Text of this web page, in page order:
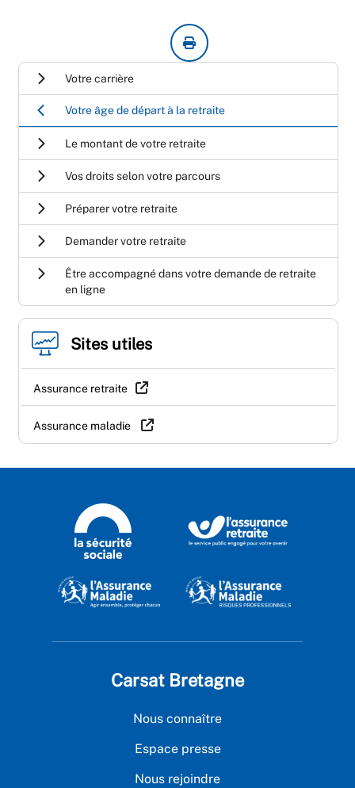
Votre carrière
Votre âge de départ à la retraite
Le montant de votre retraite
Vos droits selon votre parcours
Préparer votre retraite
Demander votre retraite
Être accompagné dans votre demande de retraite
en ligne
Sites utiles
Assurance retraite
Assurance maladie
Carsat Bretagne
Nous connaître
Espace presse
Nous rejoindre